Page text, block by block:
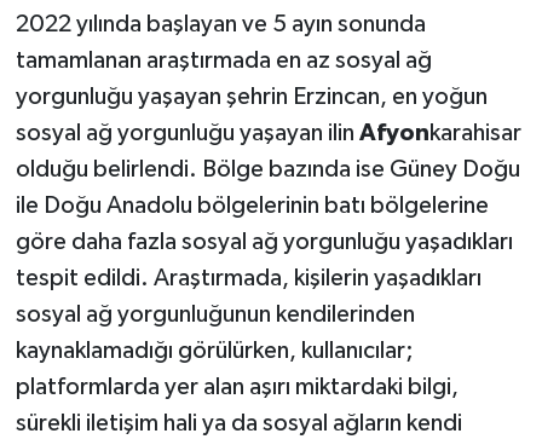
2022 yılında başlayan ve 5 ayın sonunda
tamamlanan araştırmada en az sosyal ağ
yorgunluğu yaşayan şehrin Erzincan, en yoğun
sosyal ağ yorgunluğu yaşayan ilin Afyon karahisar
olduğu belirlendi. Bölge bazında ise Güney Doğu
ile Doğu Anadolu bölgelerinin batı bölgelerine
göre daha fazla sosyal ağ yorgunluğu yaşadıkları
tespit edildi. Araştırmada, kişilerin yaşadıkları
sosyal ağ yorgunluğunun kendilerinden
kaynaklamadığı görülürken, kullanıcılar;
platformlarda yer alan aşırı miktardaki bilgi,
sürekli iletişim hali ya da sosyal ağların kendi